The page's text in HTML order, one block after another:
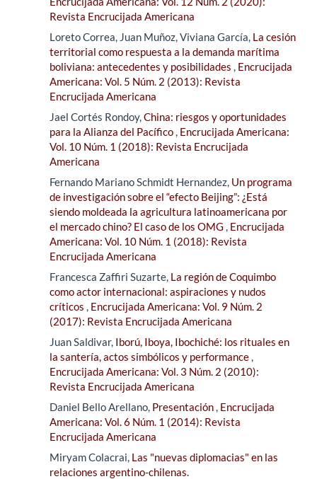
Revista Encrucijada Americana
Loreto Correa, Juan Muñoz, Viviana García, La cesión
territorial como respuesta a la demanda marítima
boliviana: antecedentes y posibilidades , Encrucijada
Americana: Vol. 5 Núm. 2 (2013): Revista
Encrucijada Americana
Jael Cortés Rondoy,China: riesgos y oportunidades
para la Alianza del Pacífico, Encrucijada Americana:
Vol. 10 Núm. 1 (2018): Revista Encrucijada
Americana
Fernando Mariano Schmidt Hernandez, Un programa
de investigación sobre el “efecto Beijing”: ¿Está
siendo moldeada la agricultura latinoamericana por
el mercado chino? El caso de los OMG , Encrucijada
Americana: Vol. 10 Núm. 1 (2018): Revista
Encrucijada Americana
Francesca Zaffiri Suzarte, La región de Coquimbo
como actor internacional: aspiraciones y nudos
críticos , Encrucijada Americana: Vol. 9 Núm. 2
(2017): Revista Encrucijada Americana
Juan Saldivar, Iború, Iboya, Ibochiché: los rituales en
la santería, actos simbólicos y performance,
Encrucijada Americana: Vol. 3 Núm. 2 (2010):
Revista Encrucijada Americana
Daniel Bello Arellano, Presentación, Encrucijada
Americana: Vol. 6 Núm. 1 (2014): Revista
Encrucijada Americana
Miryam Colacrai, Las "nuevas diplomacias" en las
relaciones argentino-chilenas.